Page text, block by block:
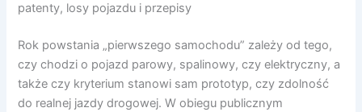
patenty, losy pojazdu i przepisy
Rok powstania „pierwszego samochodu” zależy od tego,
czy chodzi o pojazd parowy, spalinowy, czy elektryczny, a
także czy kryterium stanowi sam prototyp, czy zdolność
do realnej jazdy drogowej. W obiegu publicznym